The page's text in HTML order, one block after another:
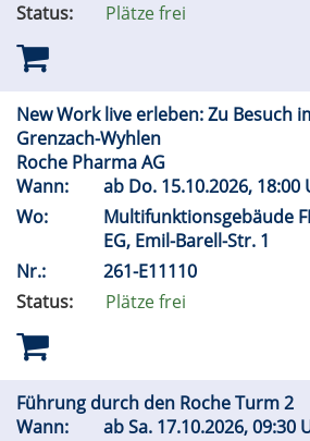
Status:
Plätze frei
New Work live erleben: Zu Besuch
Grenzach-Wyhlen
Roche Pharma AG
Wann:
ab Do. 15.10.2026, 18:00
Wo:
Multifunktionsgebäude
EG, Emil-Barell-Str. 1
Nr.:
261-E11110
Status:
Plätze frei
Führung durch den Roche Turm 2
Wann:
abSa. 17.10.2026, 09:30